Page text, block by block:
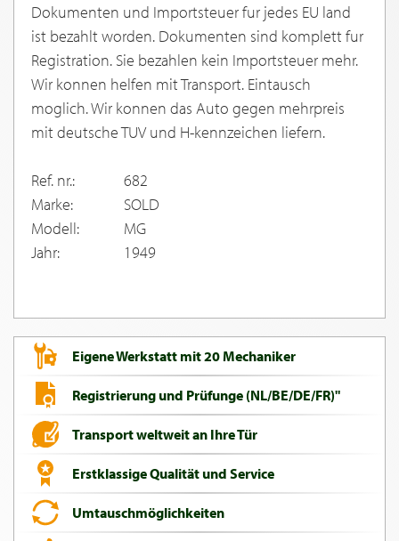
Dokumenten und Importsteuer fur jedes EU land
ist bezahlt worden. Dokumenten sind komplett fur
Registration. Sie bezahlen kein Importsteuer mehr.
Wir konnen helfen mit Transport. Eintausch
moglich. Wir konnen das Auto gegen mehrpreis
mit deutsche TUV und H-kennzeichen liefern.
Ref. nr.:
682
Marke:
SOLD
Modell:
MG
Jahr:
1949
Eigene Werkstatt mit 20 Mechaniker
Registrierung und Prüfunge (NL/BE/DE/FR)"
Transport weltweit an Ihre Tür
Erstklassige Qualität und Service
Umtauschmöglichkeiten